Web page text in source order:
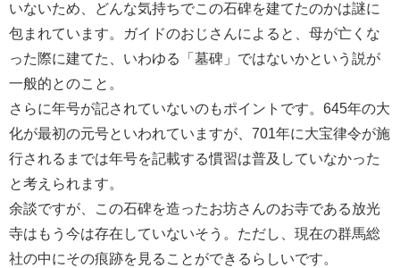
いないため、どんな気持ちでこの石碑を建てたのかは謎に
包まれています。ガイドのおじさんによると、母が亡くな
った際に建てた、いわゆる「墓碑」ではないかという説が
一般的とのこと。
さらに年号が記されていないのもポイントです。645年の大
化が最初の元号といわれていますが、701年に大宝律令が施
行されるまでは年号を記載する慣習は普及していなかった
と考えられます。
余談ですが、この石碑を造ったお坊さんのお寺である放光
寺はもう今は存在していないそう。ただし、現在の群馬総
社の中にその痕跡を見ることができるらしいです。